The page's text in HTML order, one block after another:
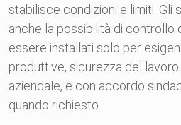
stabilisce condizioni e limiti. Gli
anche la possibilità di controllo
essere installati solo per
produttive, sicurezza del
aziendale, e con accordo
quando richiesto.